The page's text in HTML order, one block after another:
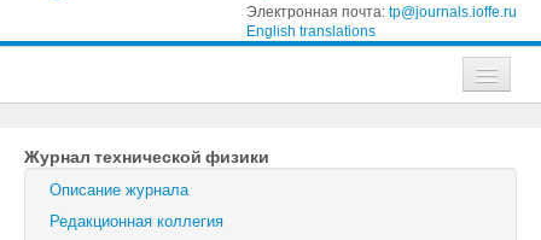
Электронная почта: tp@journals.ioffe.ru
English translations
Журнал технической физики
Письма в Журнал технической физики
Журнал технической физики
Описание журнала
Редакционная коллегия